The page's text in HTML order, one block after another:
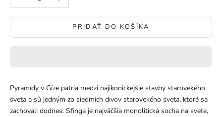
PRIDAŤ DO KOŠÍKA
Pyramídy v Gíze patria medzi najikonickejšie stavby starovekého
sveta a sú jedným zo siedmich divov starovekého sveta, ktoré sa
zachovali dodnes. Sfinga je najväčšia monolitická socha na svete,